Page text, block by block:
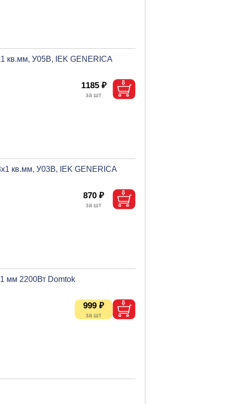
кв.мм, У05В, IEK GENERICA
1185 ₽
кв.мм, У03В, IEK GENERICA
870 ₽
мм 2200Вт Domtok
999 ₽